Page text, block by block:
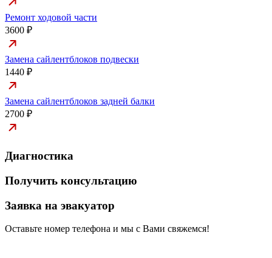
Ремонт ходовой части
3600 ₽
Замена сайлентблоков подвески
1440 ₽
Замена сайлентблоков задней балки
2700 ₽
Диагностика
Получить консультацию
Заявка на эвакуатор
Оставьте номер телефона и мы с Вами свяжемся!